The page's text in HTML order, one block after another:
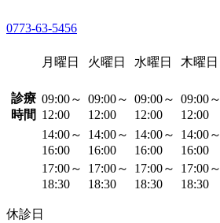
0773-63-5456
月曜日 火曜日 水曜日 木曜日
診療
時間
09:00～
12:00
09:00～
12:00
09:00～
12:00
09:00～
12:00
14:00～
16:00
14:00～
16:00
14:00～
16:00
14:00～
16:00
17:00～
18:30
17:00～
18:30
17:00～
18:30
17:00～
18:30
休診日